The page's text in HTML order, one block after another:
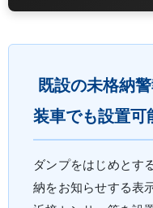
既設の未格納
装車でも設置可
ダンプをはじめとす
納をお知らせする表